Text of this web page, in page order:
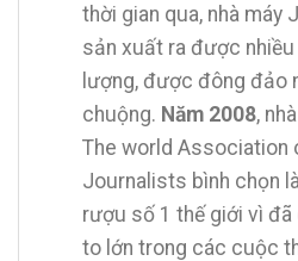
thời gian qua, nhà máy
sản xuất ra được
lượng, được đông đảo
chuộng. Năm 2008,
The world Association
Journalists bình chọn
rượu số 1 thế giới vì
to lớn trong các cuộc